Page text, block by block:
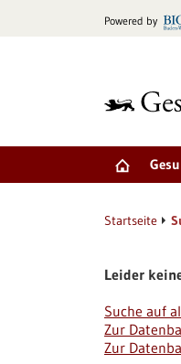
Powered by
Startseite
Leider
Suche auf
Zur
Zur